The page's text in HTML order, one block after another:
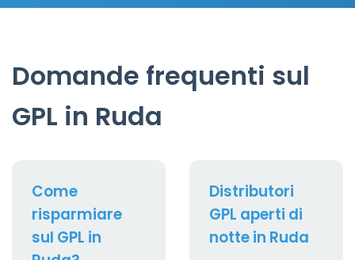
Domande frequenti sul
GPL in Ruda
Come
risparmiare
sul GPL in
Distributori
GPL aperti di
notte in Ruda